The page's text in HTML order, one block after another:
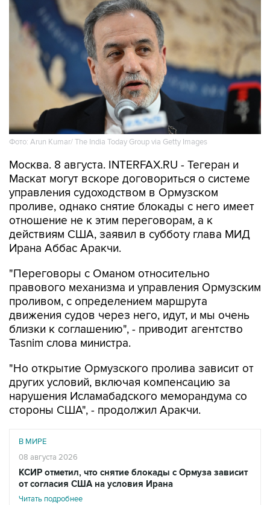
Фото: Arun Kumar/ The India Today Group via Getty Images
Москва. 8 августа. INTERFAX.RU - Тегеран и
Маскат могут вскоре договориться о системе
управления судоходством в Ормузском
проливе, однако снятие блокады с него имеет
отношение не к этим переговорам, а к
действиям США, заявил в субботу глава МИД
Ирана Аббас Аракчи.
"Переговоры с Оманом относительно
правового механизма и управления Ормузским
проливом, с определением маршрута
движения судов через него, идут, и мы очень
близки к соглашению", - приводит агентство
Tasnim слова министра.
"Но открытие Ормузского пролива зависит от
других условий, включая компенсацию за
нарушения Исламабадского меморандума со
стороны США", - продолжил Аракчи.
В МИРЕ
08 августа 2026
КСИР отметил, что снятие блокады с Ормуза зависит
от согласия США на условия Ирана
Читать подробнее